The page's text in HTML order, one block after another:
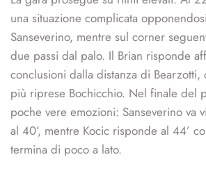
una situazione complicata
Sanseverino, mentre sul corner
due passi dal palo. Il Brian risponde
conclusioni dalla distanza di Bearzotti,
più riprese Bochicchio. Nel finale del
poche vere emozioni: Sanseverino va
al 40’, mentre Kocic risponde al 44’
termina di poco a lato.